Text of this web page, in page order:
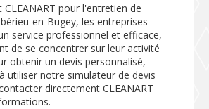
CLEANART pour l'entretien de
en-Bugey, les entreprises
service professionnel et efficace,
de se concentrer sur leur activité
obtenir un devis personnalisé,
utiliser notre simulateur de devis
directement CLEANART